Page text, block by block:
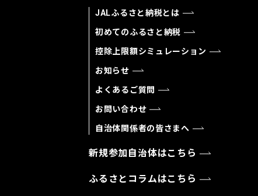
JALふるさと納税とは
初めてのふるさと納税
控除上限額シミュレーション
お知らせ
よくあるご質問
お問い合わせ
自治体関係者の皆さまへ
新規参加自治体はこちら
ふるさとコラムはこちら